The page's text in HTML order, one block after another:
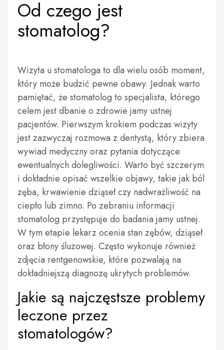
Od czego jest
stomatolog?
Wizyta u stomatologa to dla wielu osób moment,
który może budzić pewne obawy. Jednak warto
pamiętać, że stomatolog to specjalista, którego
celem jest dbanie o zdrowie jamy ustnej
pacjentów. Pierwszym krokiem podczas wizyty
jest zazwyczaj rozmowa z dentystą, który zbiera
wywiad medyczny oraz pytania dotyczące
ewentualnych dolegliwości. Warto być szczerym
i dokładnie opisać wszelkie objawy, takie jak ból
zęba, krwawienie dziąseł czy nadwrażliwość na
ciepło lub zimno. Po zebraniu informacji
stomatolog przystępuje do badania jamy ustnej.
W tym etapie lekarz ocenia stan zębów, dziąseł
oraz błony śluzowej. Często wykonuje również
zdjęcia rentgenowskie, które pozwalają na
dokładniejszą diagnozę ukrytych problemów.
Jakie są najczęstsze problemy
leczone przez
stomatologów?